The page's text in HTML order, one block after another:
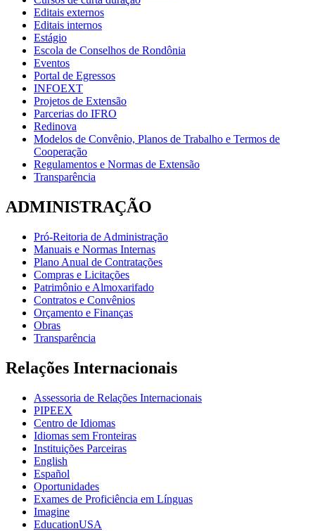
Editais externos
Editais internos
Estágio
Escola de Conselhos de Rondônia
Eventos
Portal de Egressos
INFOEXT
Projetos de Extensão
Parcerias do IFRO
Redinova
Modelos de Convênio, Planos de Trabalho e Termos de
Cooperação
Regulamentos e Normas de Extensão
Transparência
ADMINISTRAÇÃO
Pró-Reitoria de Administração
Manuais e Normas Internas
Plano Anual de Contratações
Compras e Licitações
Patrimônio e Almoxarifado
Contratos e Convênios
Orçamento e Finanças
Obras
Transparência
Relações Internacionais
Assessoria de Relações Internacionais
PIPEEX
Centro de Idiomas
Idiomas sem Fronteiras
Instituições Parceiras
English
Español
Oportunidades
Exames de Proficiência em Línguas
Imagine
EducationUSA